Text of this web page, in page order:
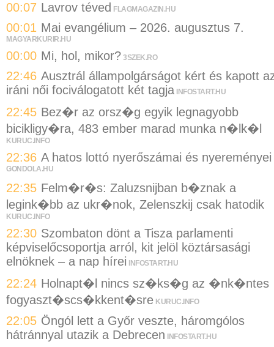
00:07 Lavrov téved FLAGMAGAZIN.HU
00:01 Mai evangélium – 2026. augusztus 7.
MAGYARKURIR.HU
00:00 Mi, hol, mikor? 3SZEK.RO
22:46 Ausztrál állampolgárságot kért és kapott
iráni női fociválogatott két tagja INFOSTART.HU
22:45 Bez�r az orsz�g egyik legnagyobb
bicikligy�ra, 483 ember marad munka n�lk�l
KURUC.INFO
22:36 A hatos lottó nyerőszámai és nyereményei
GONDOLA.HU
22:35 Felm�r�s: Zaluzsnijban b�znak a
legink�bb az ukr�nok, Zelenszkij csak hatodik
KURUC.INFO
22:30 Szombaton dönt a Tisza parlamenti
képviselőcsoportja arról, kit jelöl köztársasági
elnöknek – a nap hírei
INFOSTART.HU
22:24 Holnapt�l nincs sz�ks�g az �nk�ntes
fogyaszt�scs�kkent�sre KURUC.INFO
22:05 Öngól lett a Győr veszte, háromgólos
hátránnyal utazik a Debrecen INFOSTART.HU